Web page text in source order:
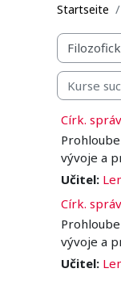
Startseite
Kurse
Círk.
vývoje a
Učitel:
Círk.
vývoje a
Učitel: